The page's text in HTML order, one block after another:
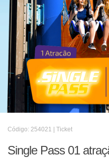
Código: 254021 | Ticket
Single Pass 01